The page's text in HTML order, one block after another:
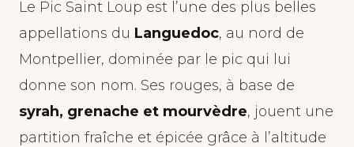
Le Pic Saint Loup est l’une des plus belles
appellations du Languedoc, au nord de
Montpellier, dominée par le pic qui lui
donne son nom. Ses rouges, à base de
syrah, grenache et mourvèdre, jouent une
partition fraîche et épicée grâce à l’altitude